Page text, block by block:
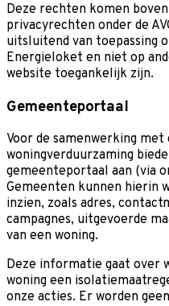
Deze rechten komen
privacyrechten onder de
uitsluitend van toepassing
Energieloket en niet op
website toegankelijk zijn.
Gemeenteportaal
Voor de samenwerking
woningverduurzaming
gemeenteportaal aan (via
Gemeenten kunnen hierin
inzien, zoals adres,
campagnes, uitgevoerde
van een woning.
Deze informatie gaat over
woning een
onze acties. Er worden